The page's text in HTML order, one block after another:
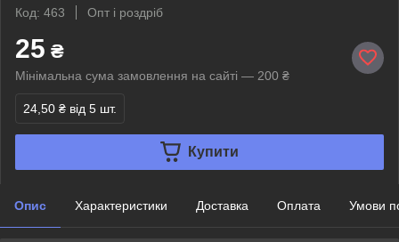
Код: 463
Опт і роздріб
25 ₴
Мінімальна сума замовлення на сайті — 200 ₴
24,50 ₴ від 5 шт.
Купити
Опис Характеристики Доставка Оплата Умови